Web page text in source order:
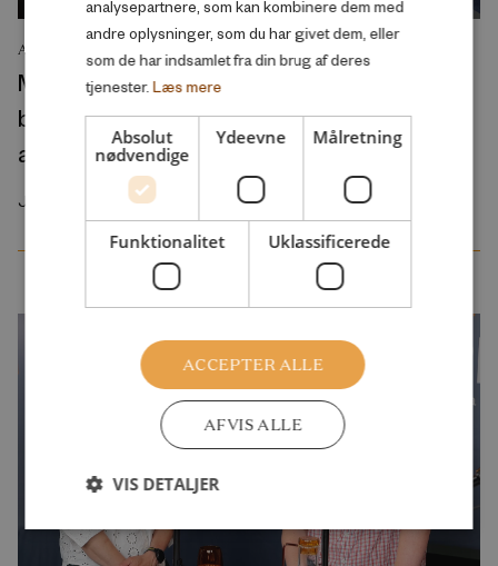
ANALYSE
Mange borgere, som er utilfredse med
børnepasning, skoler og ældrepleje, ønsker
at arbejde mindre
Juli 2026
analysepartnere, som kan kombinere dem med
andre oplysninger, som du har givet dem, eller
som de har indsamlet fra din brug af deres
tjenester. Læs mere
Absolut
nødvendige
Ydeevne Målretning
Funktionalitet Uklassificerede
ACCEPTER ALLE
AFVIS ALLE
VIS DETALJER